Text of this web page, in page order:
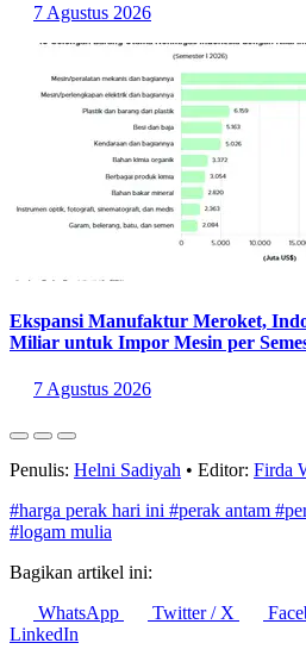
7 Agustus 2026
Ekspansi Manufaktur Meroket,
Miliar untuk Impor Mesin per
7 Agustus 2026
Penulis: Helni Sadiyah • Editor: Firda
#harga perak hari ini #perak antam
#logam mulia
Bagikan artikel ini:
WhatsApp
Twitter / X
LinkedIn